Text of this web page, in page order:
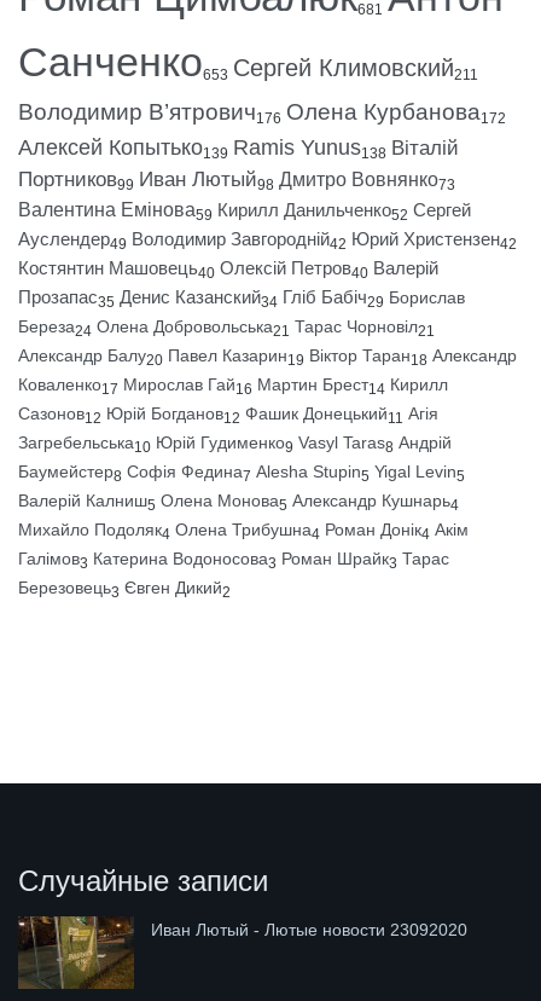
681
Санченко653 Сергей Климовский211
Володимир В’ятрович176 Олена Курбанова172
Алексей Копытько139 Ramis Yunus138 Віталій
Портников99 Иван Лютый98 Дмитро Вовнянко73
Валентина Емінова59 Кирилл Данильченко52 Сергей
Ауслендер49 Володимир Завгородній42 Юрий Христензен42
Костянтин Машовець40 Олексій Петров40 Валерій
Прозапас35 Денис Казанский34 Гліб Бабіч29 Борислав
Береза24 Олена Добровольська21 Тарас Чорновіл21
Александр Балу20 Павел Казарин19 Віктор Таран18 Александр
Коваленко17 Мирослав Гай16 Мартин Брест14 Кирилл
Сазонов12 Юрій Богданов12 Фашик Донецький11 Агія
Загребельська10 Юрій Гудименко9 Vasyl Taras8 Андрій
Баумейстер8 Софія Федина7 Alesha Stupin5 Yigal Levin5
Валерій Калниш5 Олена Монова5 Александр Кушнарь4
Михайло Подоляк4 Олена Трибушна4 Роман Донік4 Акім
Галімов3 Катерина Водоносова3 Роман Шрайк3 Тарас
Березовець3 Євген Дикий2
Случайные записи
Иван Лютый - Лютые новости 23092020